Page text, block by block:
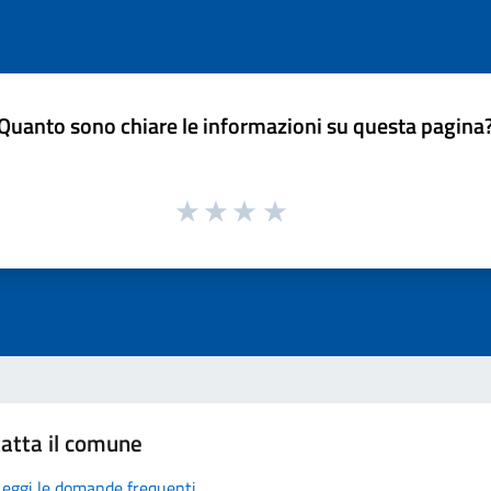
sono chiare le informazioni su questa
il comune